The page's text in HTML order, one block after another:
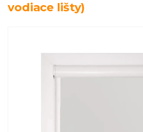
vodiace lišty)